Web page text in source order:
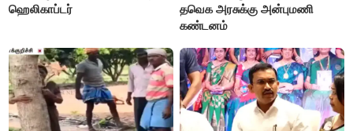
ஹெலிகாப்டர்
தவெக அரசுக்கு அன்புமணி
கண்டனம்